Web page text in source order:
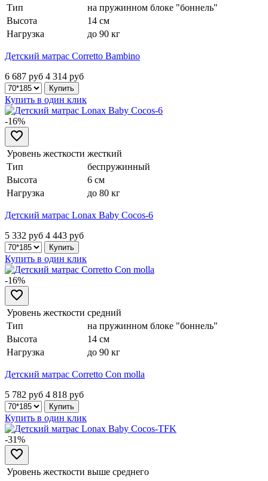
Тип
на пружинном блоке "боннель"
Высота
14 см
Нагрузка
до 90 кг
Детский матрас Corretto Bambino
6 687 руб 4 314 руб
Купить в один клик
-16%
Уровень жесткости жесткий
Тип
беспружинный
Высота
6 см
Нагрузка
до 80 кг
Детский матрас Lonax Baby Cocos-6
5 332 руб 4 443 руб
Купить в один клик
-16%
Уровень жесткости средний
Тип
на пружинном блоке "боннель"
Высота
14 см
Нагрузка
до 90 кг
Детский матрас Corretto Con molla
5 782 руб 4 818 руб
Купить в один клик
-31%
Уровень жесткости выше среднего